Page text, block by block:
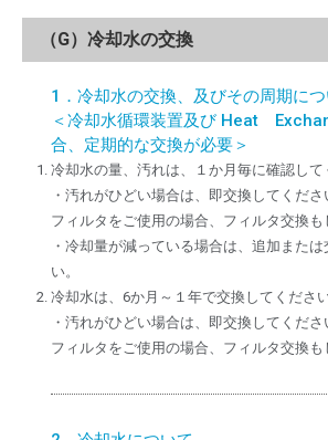
（G）冷却水の交換
1．冷却水の交換、及びその周期につ
＜冷却水循環装置及び Heat
合、定期的な交換が必要＞
冷却水の量、汚れは、１か月毎に確認して
・汚れがひどい場合は、即交換してくださ
フィルタをご使用の場合、フィルタ交換も
・冷却量が減っている場合は、追加または
い。
冷却水は、6か月～１年で交換してください
・汚れがひどい場合は、即交換してくださ
フィルタをご使用の場合、フィルタ交換も